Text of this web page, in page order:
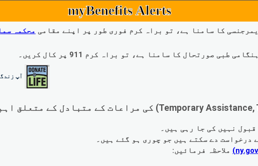
myBenefits Alerts
کا سامنا ہے، تو براہ کرم فوری طور پر اپنے مقامی محکمہ
صورتحال کا سامنا ہے، تو براہ کرم 911 پر کال کریں۔
آپ
ملاحظہ فرمائیں: